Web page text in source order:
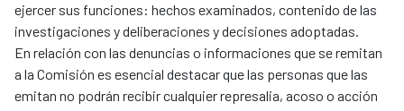
ejercer sus funciones: hechos examinados, contenido de las
investigaciones y deliberaciones y decisiones adoptadas.
En relación con las denuncias o informaciones que se remitan
a la Comisión es esencial destacar que las personas que las
emitan no podrán recibir cualquier represalia, acoso o acción